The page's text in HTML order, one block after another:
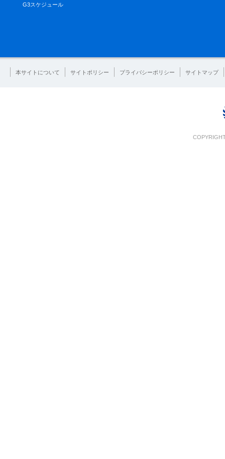
G3スケジュール
本サイトについて サイトポリシー プライバシーポリシー サイトマップ